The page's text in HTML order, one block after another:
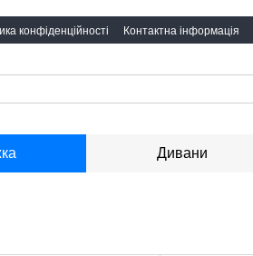
конфіденційності Контактна інформація
Дивани